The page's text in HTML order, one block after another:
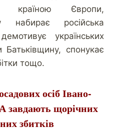
країною Європи,
набирає російська
українських
Батьківщину, спонукає
тощо.
осіб Івано-
завдають щорічних
збитків